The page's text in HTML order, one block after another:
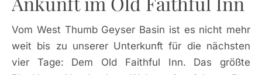
Vom West Thumb Geyser Basin ist es nicht mehr
weit bis zu unserer Unterkunft für die nächsten
vier Tage: Dem Old Faithful Inn. Das größte